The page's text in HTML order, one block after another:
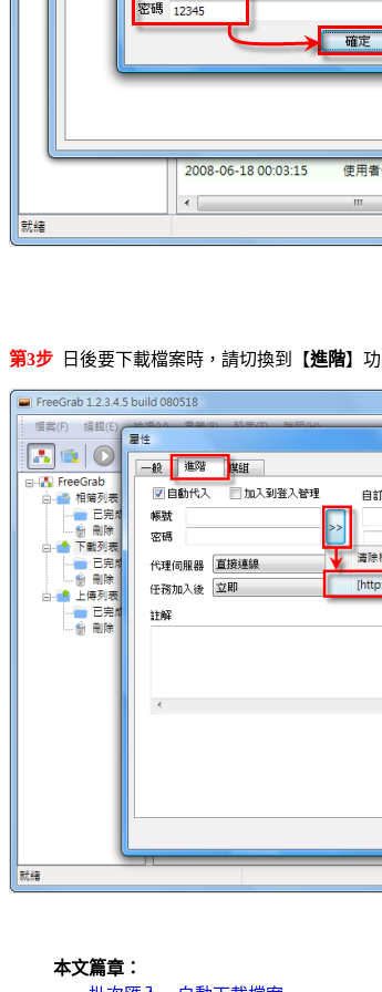
第3步 日後要下載檔案時，請切換到【進階】
本文篇章：